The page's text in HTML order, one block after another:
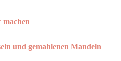
machen
und gemahlenen Mandeln